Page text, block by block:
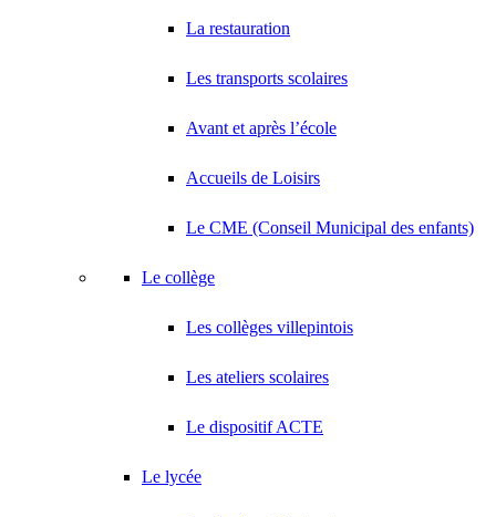
La restauration
Les transports scolaires
Avant et après l’école
Accueils de Loisirs
Le CME (Conseil Municipal des enfants)
Le collège
Les collèges villepintois
Les ateliers scolaires
Le dispositif ACTE
Le lycée